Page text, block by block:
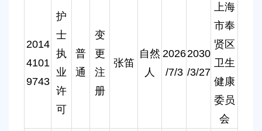
2014
4101
9743
护
士
执
业
许
可
普
通
变
更
注
册
张笛
自然
人
2026
/7/3
2030
/3/27
上海
市奉
贤区
卫生
健康
委员
会